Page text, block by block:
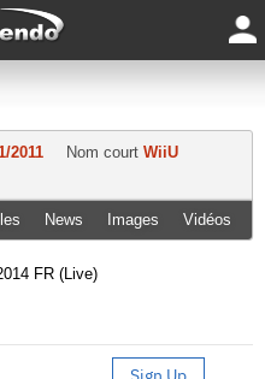
2011 Nom court WiiU
News Images Vidéos
FR (Live)